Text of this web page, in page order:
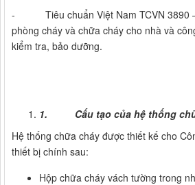
- Tiêu chuẩn Việt Nam TCVN 3890 –
phòng cháy và chữa cháy cho nhà và
kiểm tra, bảo dưỡng.
1.
Cấu tạo của hệ thống
Hệ thống chữa cháy được thiết kế cho
thiết bị chính sau:
Hộp chữa cháy vách tường trong